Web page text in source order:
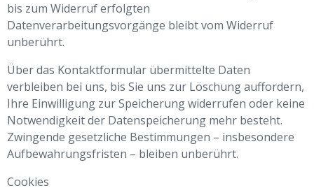
bis zum Widerruf erfolgten
Datenverarbeitungsvorgänge bleibt vom Widerruf
unberührt.
Über das Kontaktformular übermittelte Daten
verbleiben bei uns, bis Sie uns zur Löschung auffordern,
Ihre Einwilligung zur Speicherung widerrufen oder keine
Notwendigkeit der Datenspeicherung mehr besteht.
Zwingende gesetzliche Bestimmungen – insbesondere
Aufbewahrungsfristen – bleiben unberührt.
Cookies